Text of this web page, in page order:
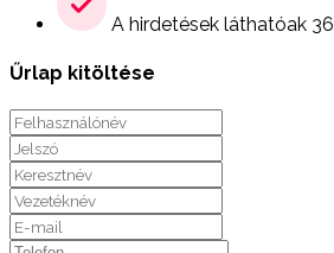
A hirdetések láthatóak
Űrlap kitöltése